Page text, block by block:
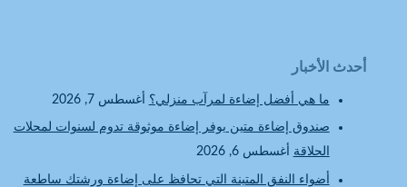
أحدث الأخبار
ما هي أفضل إضاءة لمرآب منزلي؟ أغسطس 7, 2026
صندوق إضاءة متين يوفر إضاءة موثوقة تدوم لسنوات لمحلات
الحلاقة أغسطس 6, 2026
أضواء النفق المتينة التي تحافظ على إضاءة ورشتك ساطعة